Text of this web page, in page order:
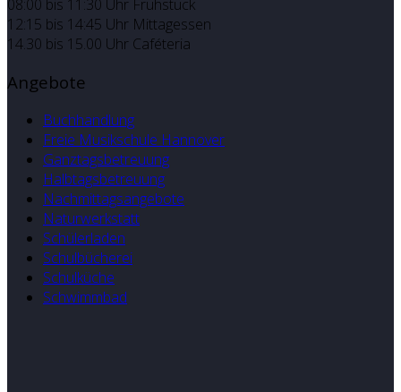
08:00 bis 11:30 Uhr Frühstück
12:15 bis 14:45 Uhr Mittagessen
14.30 bis 15.00 Uhr Caféteria
Angebote
Buchhandlung
Freie Musikschule Hannover
Ganztagsbetreuung
Halbtagsbetreuung
Nachmittagsangebote
Naturwerkstatt
Schülerladen
Schulbücherei
Schulküche
Schwimmbad